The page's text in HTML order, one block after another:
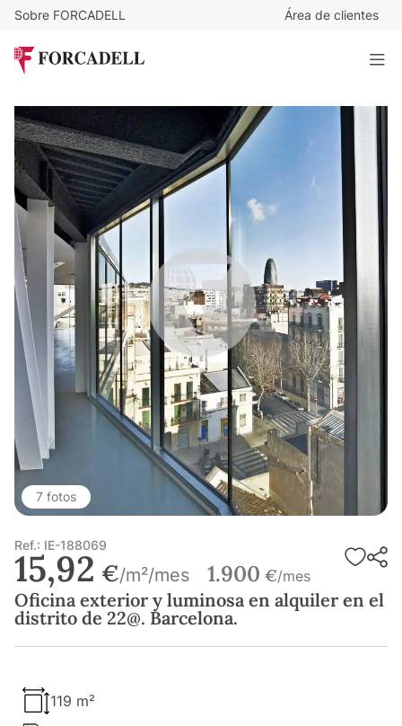
Sobre FORCADELL Área de clientes
Oficina exterior y luminosa en alquiler en el distrito de
22@. Barcelona.
7 fotos
Ref.: IE-188069
15,92 €/m²/mes 1.900 €/mes
Oficina exterior y luminosa en alquiler en el
distrito de 22@. Barcelona.
119 m²